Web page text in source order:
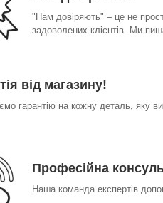
"Нам довіряють" – це не
задоволених клієнтів. Ми
від магазину!
гарантію на кожну деталь, яку ви
Професійна
Наша команда експертів